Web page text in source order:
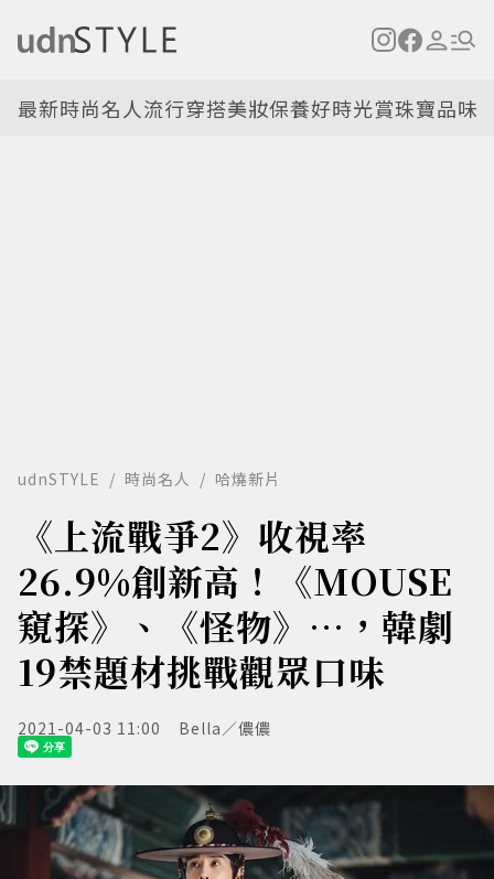
最新時尚名人流行穿搭美妝保養好時光賞珠寶品味
udnSTYLE 時尚名人 哈燒新片
《上流戰爭2》收視率
26.9%創新高！《MOUSE
窺探》、《怪物》…，韓劇
19禁題材挑戰觀眾口味
2021-04-03 11:00 Bella／儂儂